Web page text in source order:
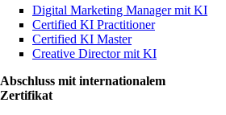
Digital Marketing Manager mit KI
Certified KI Practitioner
Certified KI Master
Creative Director mit KI
Abschluss mit internationalem
Zertifikat